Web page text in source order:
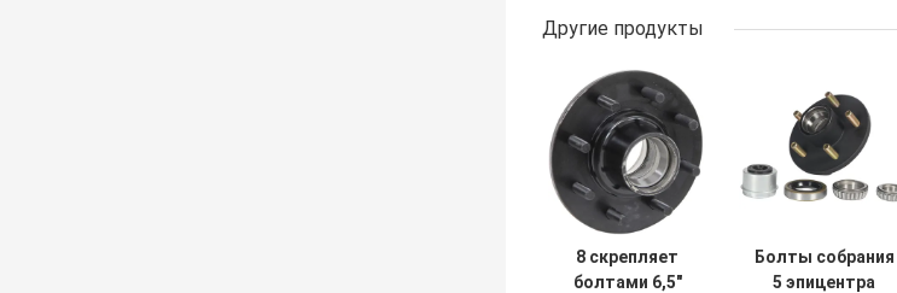
Другие продукты
8 скрепляет
болтами 6,5"
Болты собрания
5 эпицентра